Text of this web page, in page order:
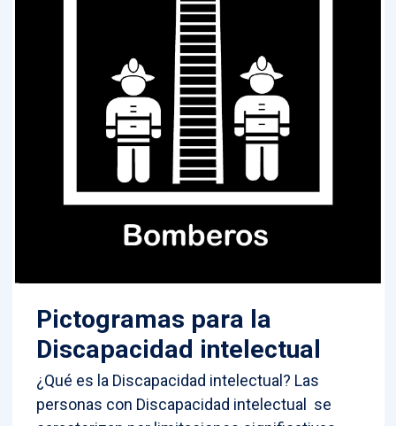
Pictogramas para la
Discapacidad intelectual
¿Qué es la Discapacidad intelectual? Las
personas con Discapacidad intelectual se